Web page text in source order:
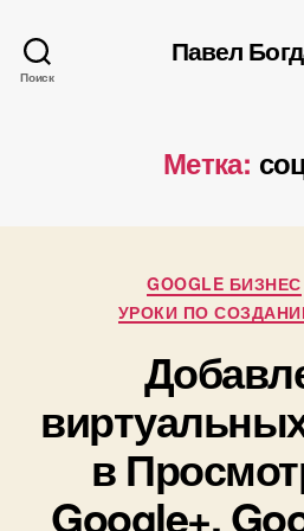
Поиск
Павел
Метка:
GOOGLE БИЗНЕС
УРОКИ ПО
в
Google+,